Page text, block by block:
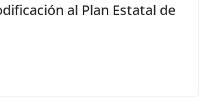
al Plan Estatal de